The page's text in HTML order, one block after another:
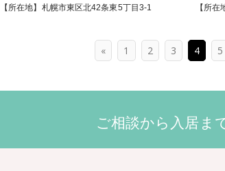
【所在地】札幌市東区北42条東5丁目3-1
【所
« 1 2 3 4 5
ご相談から入居ま